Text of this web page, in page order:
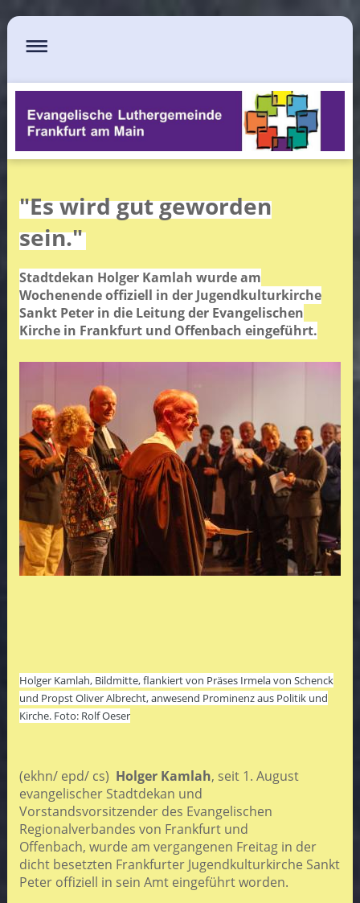
"Es wird gut geworden
sein."
Stadtdekan Holger Kamlah wurde am
Wochenende offiziell in der Jugendkulturkirche
Sankt Peter in die Leitung der Evangelischen
Kirche in Frankfurt und Offenbach eingeführt.
Holger Kamlah, Bildmitte, flankiert von Präses Irmela von Schenck
und Propst Oliver Albrecht, anwesend Prominenz aus Politik und
Kirche. Foto: Rolf Oeser
(ekhn/ epd/ cs) Holger Kamlah, seit 1. August
evangelischer Stadtdekan und
Vorstandsvorsitzender des Evangelischen
Regionalverbandes von Frankfurt und
Offenbach, wurde am vergangenen Freitag in der
dicht besetzten Frankfurter Jugendkulturkirche Sankt
Peter offiziell in sein Amt eingeführt worden.